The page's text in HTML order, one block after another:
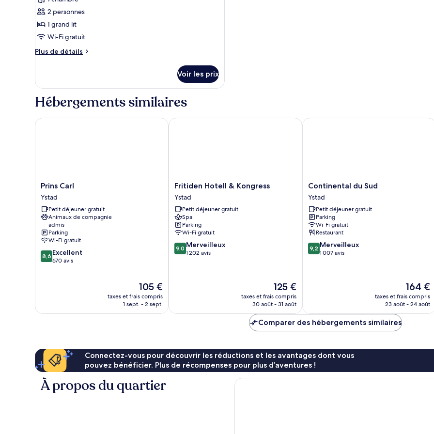
type
de
chambre :
Chambre
Double,
2 personnes
1 grand lit
Wi-Fi gratuit
Plus de détails
Plus
le
type
de
Chambre
Voir les prix
Hébergements similaires
Prins
Carl
Ystad
Prins Carl
Ystad
Petit déjeuner gratuit
Animaux de compagnie
admis
Parking
Wi-Fi gratuit
8.6
sur
8,6 Excellent
670 avis
Le
nouveau
prix
105 €
taxes et frais compris
1 sept. - 2 sept.
Prins Carl
Fritiden
Hotell
&
Kongress
Ystad
Fritiden Hotell & Kongress
Ystad
Petit déjeuner gratuit
Spa
Parking
Wi-Fi gratuit
9.0
sur
9,0 Merveilleux
1 202 avis
Le
nouveau
prix
de
125 €
125 €
taxes et frais compris
30 août - 31 août
Fritiden Hotell & Kongress
Continental
du
Sud
Ystad
Continental du Sud
Ystad
Petit déjeuner gratuit
Parking
Wi-Fi gratuit
Restaurant
9.2
sur
9,2 Merveilleux
1 007 avis
Le
nouveau
prix
164 €
taxes et frais compris
23 août - 24 août
Continental du Sud
Comparer des hébergements similaires
Connectez-vous pour découvrir les réductions et les avantages dont vous
pouvez bénéficier. Plus de récompenses pour plus d’aventures !
À propos du quartier